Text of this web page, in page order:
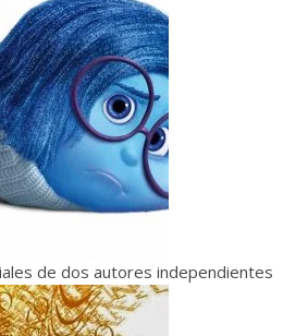
de dos autores independientes